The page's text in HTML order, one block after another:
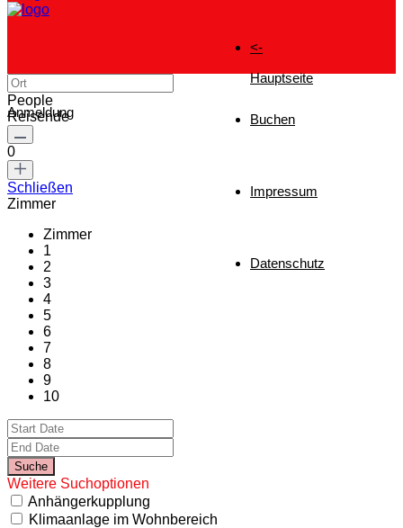
<-
Hauptseite
Buchen
Impressum
Datenschutz
Anmeldung
People
Reisende
0
Schließen
Zimmer
Zimmer
1
2
3
4
5
6
7
8
9
10
Weitere Suchoptionen
Anhängerkupplung
Klimaanlage im Wohnbereich